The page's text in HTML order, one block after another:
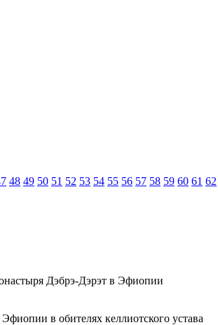
48 49 50 51 52 53 54 55 56 57 58 59 60 61 62
Дэбрэ-Дэрэт в Эфиопии
в обителях келлиотского устава